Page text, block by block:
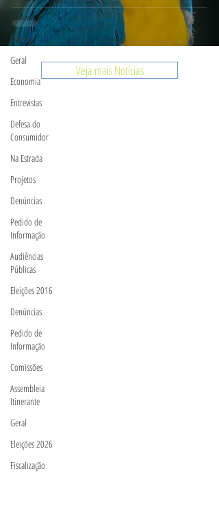
Discursos
Especial
Geral
Economia
Entrevistas
Defesa do
Consumidor
Na Estrada
Projetos
Denúncias
Pedido de
Informação
Audiências
Públicas
Eleições 2016
Denúncias
Pedido de
Informação
Comissões
Assembleia
Itinerante
Geral
Eleições 2026
Fiscalização
Veja mais Notícias